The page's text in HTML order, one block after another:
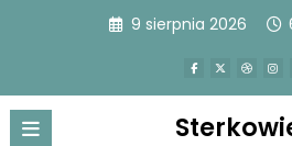
9 sierpnia 2026